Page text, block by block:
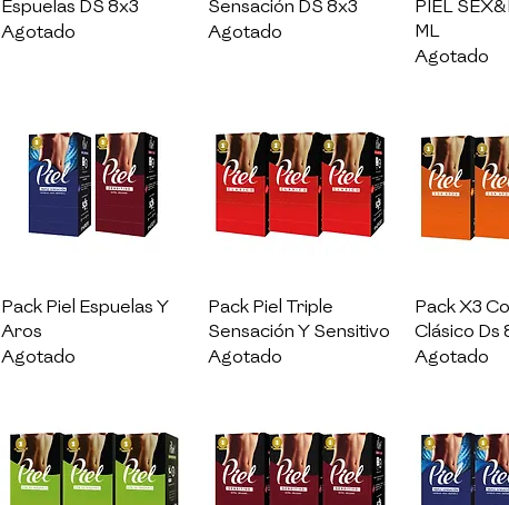
Espuelas DS 8x3
Agotado
Sensación DS 8x3
Agotado
PIEL
ML
Agotado
Vista rápida
Pack Piel Espuelas Y
Aros
Agotado
Vista rápida
Pack Piel Triple
Sensación Y Sensitivo
Agotado
Vista
Pack X3
Clásico Ds
Agotado